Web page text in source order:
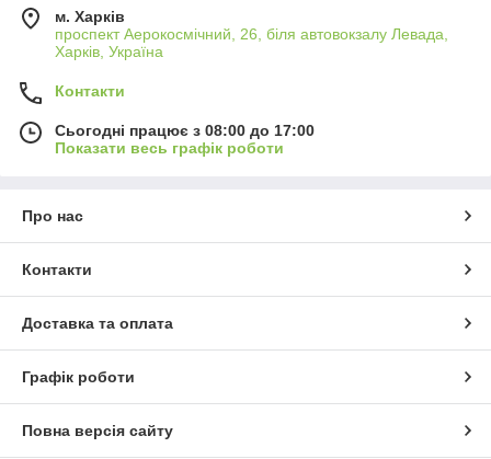
м. Харків
проспект Аерокосмічний, 26, біля автовокзалу Левада,
Харків, Україна
Контакти
Сьогодні працює з 08:00 до 17:00
Показати весь графік роботи
Про нас
Контакти
Доставка та оплата
Графік роботи
Повна версія сайту